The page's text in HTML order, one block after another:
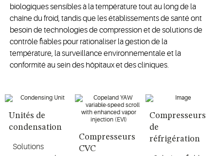
biologiques sensibles à la température tout au long de la
chaîne du froid, tandis que les établissements de santé ont
besoin de technologies de compression et de solutions de
contrôle fiables pour rationaliser la gestion de la
température, la surveillance environnementale et la
conformité au sein des hôpitaux et des cliniques.
Unités de
condensation
Solutions
Compresseurs
CVC
Compresseurs
de
réfrigération